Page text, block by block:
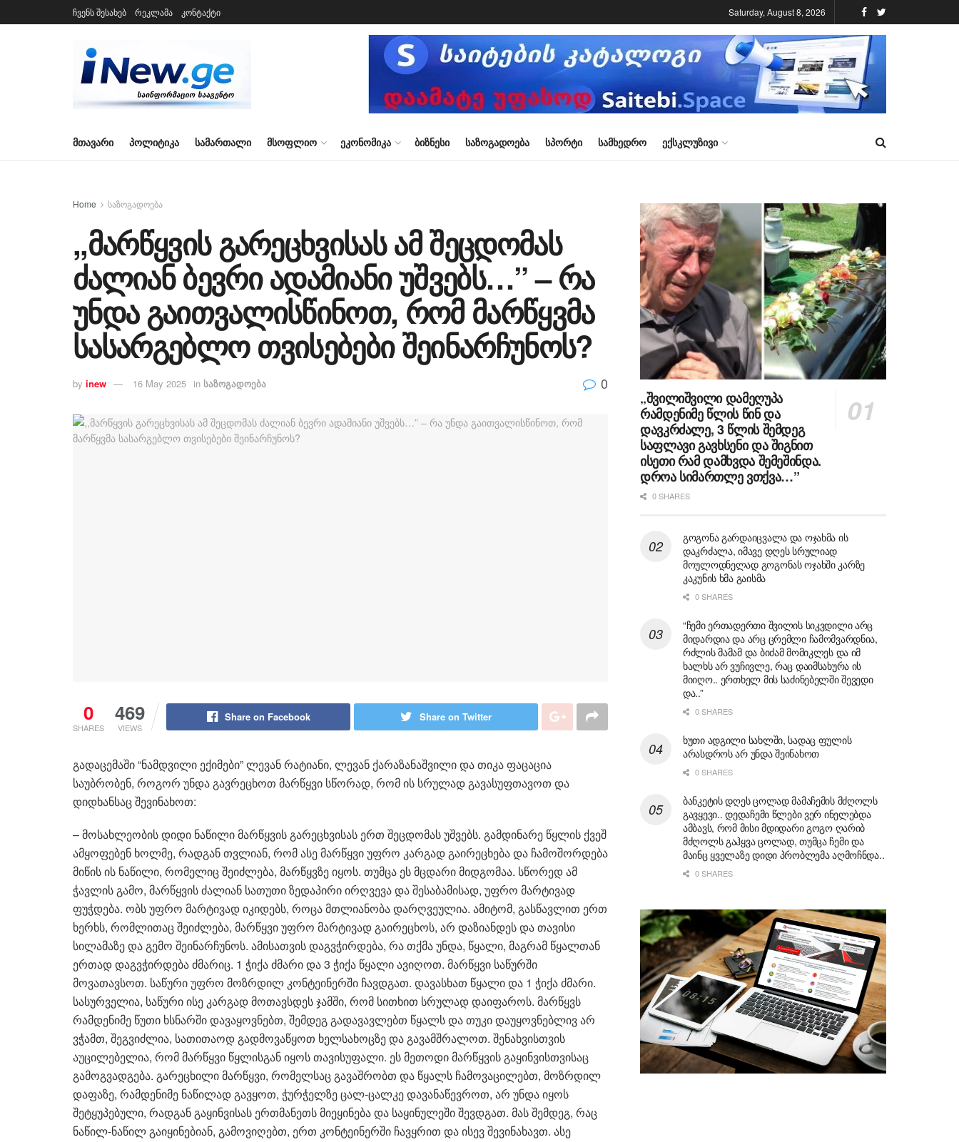
ჩვენს შესახებ რეკლამა კონტაქტი Saturday, August 8, 2026
ᲛᲗᲐᲕᲐᲠᲘ ᲞᲝᲚᲘᲢᲘᲙᲐ ᲡᲐᲛᲐᲠᲗᲐᲚᲘ ᲛᲡᲝᲤᲚᲘᲝ ᲔᲙᲝᲜᲝᲛᲘᲙᲐ ᲑᲘᲖᲜᲔᲡᲘ ᲡᲐᲖᲝᲒᲐᲓᲝᲔᲑᲐ ᲡᲞᲝᲠᲢᲘ ᲡᲐᲛᲮᲔᲓᲠᲝ ᲔᲥᲡᲙᲚᲣᲖᲘᲕᲘ
Home საზოგადოება
,,მარწყვის გარეცხვისას ამ შეცდომას
ძალიან ბევრი ადამიანი უშვებს…” – რა
უნდა გაითვალისწინოთ, რომ მარწყვმა
სასარგებლო თვისებები შეინარჩუნოს?
by inew 16 May 2025 in საზოგადოება 0
0
SHARES
469
VIEWS
Share on Facebook Share on Twitter
გადაცემაში “ნამდვილი ექიმები” ლევან რატიანი, ლევან ქარაზანაშვილი და თიკა ფაცაცია
საუბრობენ, როგორ უნდა გავრეცხოთ მარწყვი სწორად, რომ ის სრულად გავასუფთავოთ და
დიდხანსაც შევინახოთ:
– მოსახლეობის დიდი ნაწილი მარწყვის გარეცხვისას ერთ შეცდომას უშვებს. გამდინარე წყლის ქვეშ
ამყოფებენ ხოლმე, რადგან თვლიან, რომ ასე მარწყვი უფრო კარგად გაირეცხება და ჩამოშორდება
მიწის ის ნაწილი, რომელიც შეიძლება, მარწყვზე იყოს. თუმცა ეს მცდარი მიდგომაა. სწორედ ამ
ჭავლის გამო, მარწყვის ძალიან სათუთი ზედაპირი ირღვევა და შესაბამისად, უფრო მარტივად
ფუჭდება. ობს უფრო მარტივად იკიდებს, როცა მთლიანობა დარღვეულია. ამიტომ, გასწავლით ერთ
ხერხს, რომლითაც შეიძლება, მარწყვი უფრო მარტივად გაირეცხოს, არ დაზიანდეს და თავისი
სილამაზე და გემო შეინარჩუნოს. ამისათვის დაგვჭირდება, რა თქმა უნდა, წყალი, მაგრამ წყალთან
ერთად დაგვჭირდება ძმარიც. 1 ჭიქა ძმარი და 3 ჭიქა წყალი ავიღოთ. მარწყვი საწურში
მოვათავსოთ. საწური უფრო მოზრდილ კონტეინერში ჩავდგათ. დავასხათ წყალი და 1 ჭიქა ძმარი.
სასურველია, საწური ისე კარგად მოთავსდეს ჯამში, რომ სითხით სრულად დაიფაროს. მარწყვს
რამდენიმე წუთი ხსნარში დავაყოვნებთ, შემდეგ გადავავლებთ წყალს და თუკი დაუყოვნებლივ არ
ვჭამთ, შეგვიძლია, სათითაოდ გადმოვაწყოთ ხელსახოცზე და გავამშრალოთ. შენახვისთვის
აუცილებელია, რომ მარწყვი წყლისგან იყოს თავისუფალი. ეს მეთოდი მარწყვის გაყინვისთვისაც
გამოგვადგება. გარეცხილი მარწყვი, რომელსაც გავაშრობთ და წყალს ჩამოვაცილებთ, მოზრდილ
დაფაზე, რამდენიმე ნაწილად გავყოთ, ჭურჭელზე ცალ-ცალკე დავანაწევროთ, არ უნდა იყოს
შეტყუპებული, რადგან გაყინვისას ერთმანეთს მიეყინება და საყინულეში შევდგათ. მას შემდეგ, რაც
ნაწილ-ნაწილ გაიყინებიან, გამოვიღებთ, ერთ კონტეინერში ჩავყრით და ისევ შევინახავთ. ასე
„შვილიშვილი დამეღუპა
რამდენიმე წლის წინ და
დავკრძალე, 3 წლის შემდეგ
საფლავი გავხსენი და შიგნით
ისეთი რამ დამხვდა შემეშინდა.
დროა სიმართლე ვთქვა…”
0 SHARES
გოგონა გარდაიცვალა და ოჯახმა ის
დაკრძალა, იმავე დღეს სრულიად
მოულოდნელად გოგონას ოჯახში კარზე
კაკუნის ხმა გაისმა
0 SHARES
“ჩემი ერთადერთი შვილის სიკვდილი არც
მიდარდია და არც ცრემლი ჩამომვარდნია,
რძლის მამამ და ბიძამ მომიკლეს და იმ
ხალხს არ ვუჩივლე, რაც დაიმსახურა ის
მიიღო.. ერთხელ მის საძინებელში შევედი
და..”
0 SHARES
ხუთი ადგილი სახლში, სადაც ფულის
არასდროს არ უნდა შეინახოთ
0 SHARES
ბანკეტის დღეს ცოლად მამაჩემის მძღოლს
გავყევი.. დედაჩემი წლები ვერ ინელებდა
ამბავს, რომ მისი მდიდარი გოგო ღარიბ
მძღოლს გაჰყვა ცოლად, თუმცა ჩემი და
მაინც ყველაზე დიდი პრობლემა აღმოჩნდა..
0 SHARES